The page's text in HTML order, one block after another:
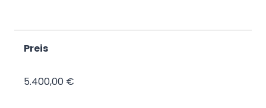
Preis
5.400,00 €